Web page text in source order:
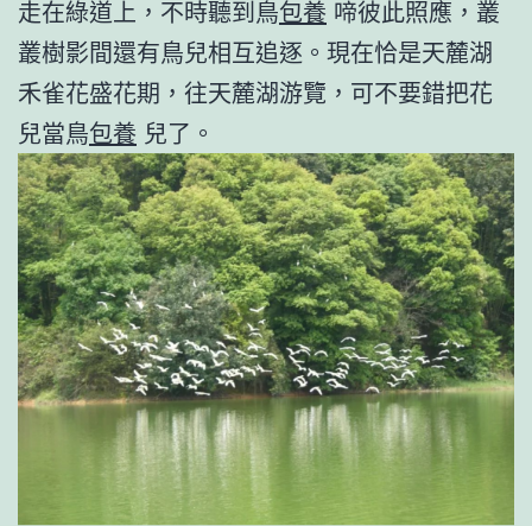
走在綠道上，不時聽到鳥包養 啼彼此照應，叢
叢樹影間還有鳥兒相互追逐。現在恰是天麓湖
禾雀花盛花期，往天麓湖游覽，可不要錯把花
兒當鳥包養 兒了。